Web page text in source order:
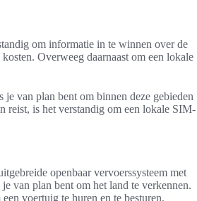
om informatie in te winnen over de
Overweeg daarnaast om een lokale
je van plan bent om binnen deze gebieden
reist, is het verstandig om een lokale SIM-
openbaar vervoerssysteem met
van plan bent om het land te verkennen.
voertuig te huren en te besturen.